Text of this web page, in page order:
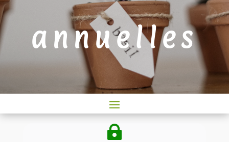
annuelles
